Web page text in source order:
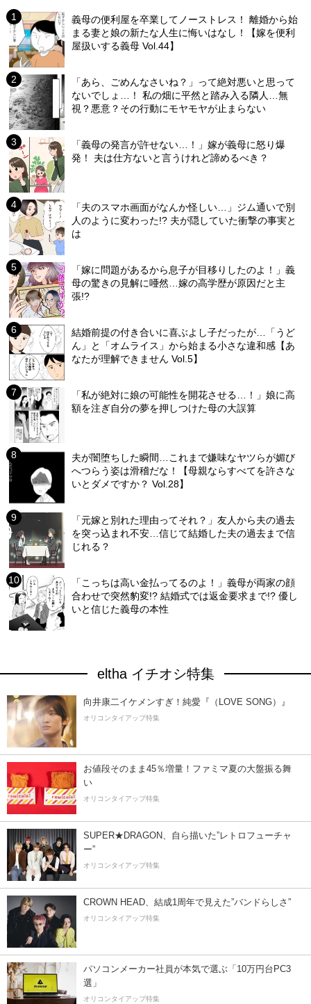
義母の便利屋を卒業してノーストレス！ 離婚から始
まる妻と娘の新たな人生に悔いはなし！【嫁を便利
屋扱いする義母 Vol.44】
「あら、ごめんなさいね？」って絶対悪いと思って
ないでしょ…！ 私の畑に平然と踏み入る隣人…無
視？悪意？その行動にモヤモヤが止まらない
「義母の発言が許せない…！」嫁が義母に怒り爆
発！ 夫は仕方ないと言うけれど諦めるべき？
「夫のスマホ画面がなんか怪しい…」ジム通いで別
人のように変わった!? 夫が隠していた衝撃の事実と
は
「嫁に問題があるから息子が目移りしたのよ！」義
母の驚きの見解に唖然…嫁の高学歴が原因だと主
張!?
結婚前提の付き合いに喜ぶよし子だったが…「うど
ん」と「オムライス」から始まる小さな違和感【あ
なたが理解できません Vol.5】
「私が絶対に娘の可能性を開花させる…！」娘に高
額を注ぎ自分の夢を押しつけた母の大誤算
夫が闇堕ちした瞬間…これまで嫌味なヤツらが媚び
へつらう姿は滑稽だな！【母親ならすべてを許さな
いとダメですか？ Vol.28】
「元嫁と別れた理由ってそれ？」友人から夫の過去
を突っ込まれ不安…信じて結婚した夫の過去まで信
じれる？
「こっちは高い金払ってるのよ！」義母が両家の顔
合わせで突然豹変!? 結婚式では返金要求まで!? 優し
いと信じた義母の本性
eltha イチオシ特集
向井康二イケメンすぎ！純愛『（LOVE SONG）』
オリコンタイアップ特集
お値段そのまま45％増量！ファミマ夏の大盤振る舞
い
オリコンタイアップ特集
SUPER★DRAGON、自ら描いた”レトロフューチャ
ー”
オリコンタイアップ特集
CROWN HEAD、結成1周年で見えた”バンドらしさ”
オリコンタイアップ特集
パソコンメーカー社員が本気で選ぶ「10万円台PC3
選」
オリコンタイアップ特集